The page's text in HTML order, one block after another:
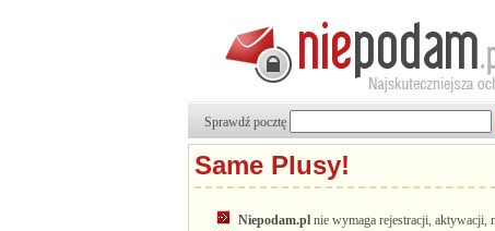
Sprawdź pocztę
Same Plusy!
Niepodam.pl nie wymaga rejestracji, aktywacji,